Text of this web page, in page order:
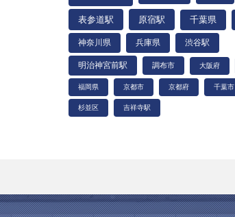
表参道駅 原宿駅 千葉県
神奈川県 兵庫県 渋谷駅
明治神宮前駅 調布市 大阪府
福岡県 京都市 京都府 千葉市
杉並区 吉祥寺駅